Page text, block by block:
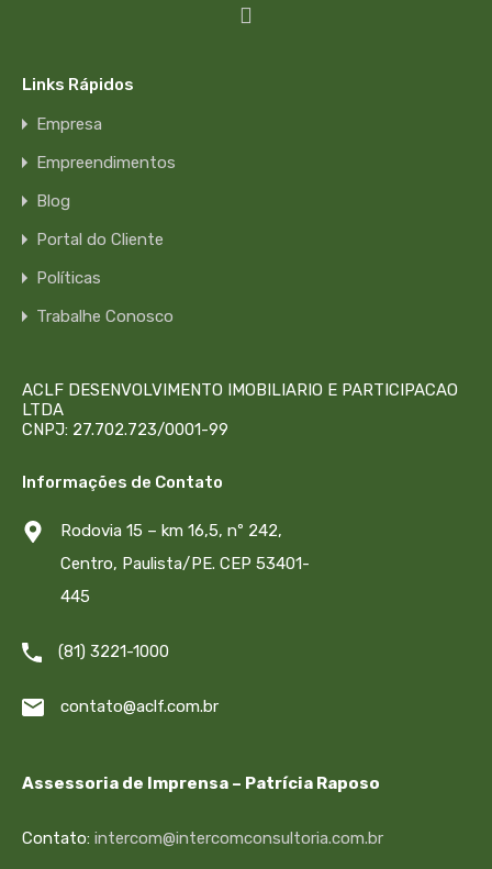
Links Rápidos
Empresa
Empreendimentos
Blog
Portal do Cliente
Políticas
Trabalhe Conosco
ACLF DESENVOLVIMENTO IMOBILIARIO E PARTICIPACAO
LTDA
CNPJ: 27.702.723/0001-99
Informações de Contato
Rodovia 15 – km 16,5, nº 242,
Centro, Paulista/PE. CEP 53401-
445
(81) 3221-1000
contato@aclf.com.br
Assessoria de Imprensa – Patrícia Raposo
Contato: intercom@intercomconsultoria.com.br